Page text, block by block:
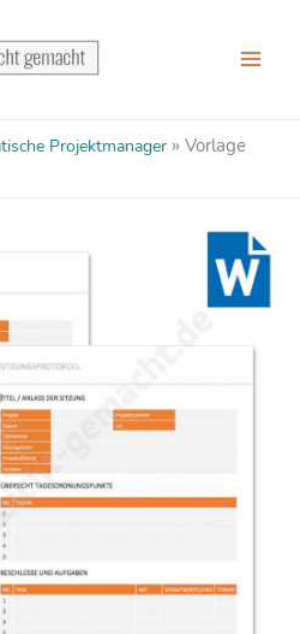
Projektmanager » Vorlage